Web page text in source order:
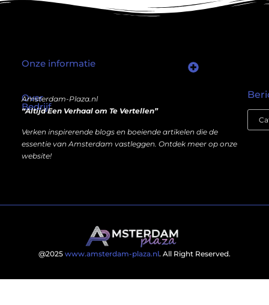
Over
Bedrijf
Amsterdam-Plaza.nl
“Altijd Een Verhaal om Te Vertellen”
Verken inspirerende blogs en boeiende artikelen die de
essentie van Amsterdam vastleggen. Ontdek meer op onze
website!
Onze informatie
@2025 www.amsterdam-plaza.nl. All Right Reserved.